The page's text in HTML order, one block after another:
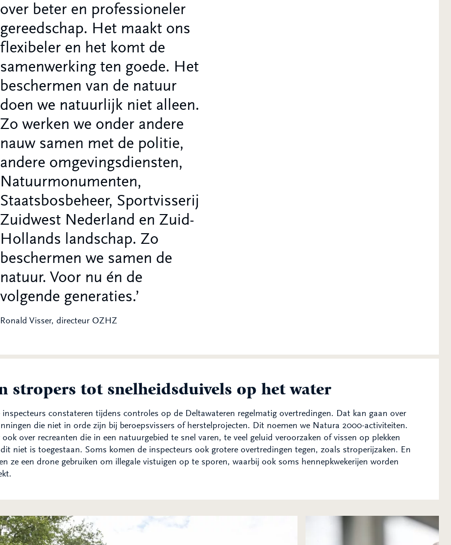
over beter en professioneler
gereedschap. Het maakt ons
flexibeler en het komt de
samenwerking ten goede. Het
beschermen van de natuur
doen we natuurlijk niet alleen.
Zo werken we onder andere
nauw samen met de politie,
andere omgevingsdiensten,
Natuurmonumenten,
Staatsbosbeheer, Sportvisserij
Zuidwest Nederland en Zuid-
Hollands landschap. Zo
beschermen we samen de
natuur. Voor nu én de
volgende generaties.
Ronald Visser, directeur OZHZ
stropers tot snelheidsduivels op het water
inspecteurs constateren tijdens controles op de Deltawateren regelmatig overtredingen. Dat kan gaan over
die niet in orde zijn bij beroepsvissers of herstelprojecten. Dit noemen we Natura 2000-activiteiten.
ook over recreanten die in een natuurgebied te snel varen, te veel geluid veroorzaken of vissen op plekken
niet is toegestaan. Soms komen de inspecteurs ook grotere overtredingen tegen, zoals stroperijzaken. En
ze een drone gebruiken om illegale vistuigen op te sporen, waarbij ook soms hennepkwekerijen worden